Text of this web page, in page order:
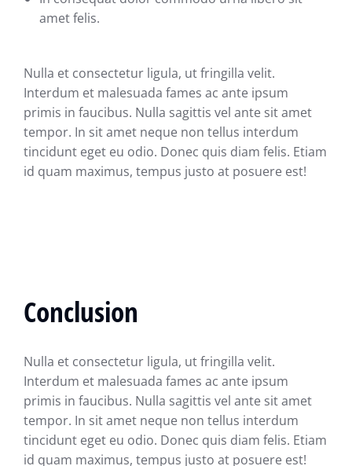
amet felis.
Nulla et consectetur ligula, ut fringilla velit.
Interdum et malesuada fames ac ante ipsum
primis in faucibus. Nulla sagittis vel ante sit amet
tempor. In sit amet neque non tellus interdum
tincidunt eget eu odio. Donec quis diam felis. Etiam
id quam maximus, tempus justo at posuere est!
Conclusion
Nulla et consectetur ligula, ut fringilla velit.
Interdum et malesuada fames ac ante ipsum
primis in faucibus. Nulla sagittis vel ante sit amet
tempor. In sit amet neque non tellus interdum
tincidunt eget eu odio. Donec quis diam felis. Etiam
id quam maximus, tempus justo at posuere est!